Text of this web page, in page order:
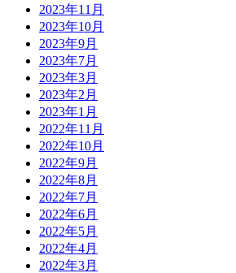
2023年11月
2023年10月
2023年9月
2023年7月
2023年3月
2023年2月
2023年1月
2022年11月
2022年10月
2022年9月
2022年8月
2022年7月
2022年6月
2022年5月
2022年4月
2022年3月